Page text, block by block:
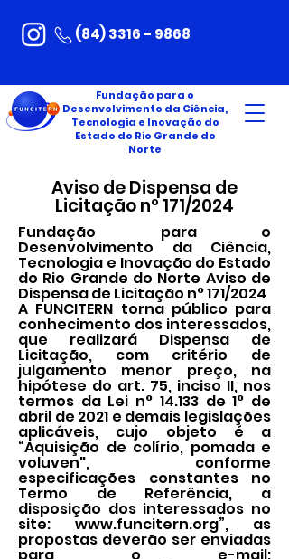
(84) 3316 - 9868
Fundação para o
Desenvolvimento da Ciência,
Tecnologia e Inovação do
Estado do Rio Grande do
Norte
Aviso de Dispensa de
Licitação nº 171/2024
Fundação para o
Desenvolvimento da Ciência,
Tecnologia e Inovação do Estado
do Rio Grande do Norte Aviso de
Dispensa de Licitação n° 171/2024
A FUNCITERN torna público para
conhecimento dos interessados,
que realizará Dispensa de
Licitação, com critério de
julgamento menor preço, na
hipótese do art. 75, inciso II, nos
termos da Lei n° 14.133 de 1° de
abril de 2021 e demais legislações
aplicáveis, cujo objeto é a
“Aquisição de colírio, pomada e
voluven", conforme
especificações constantes no
Termo de Referência, a
disposição dos interessados no
site:www.funcitern.org”, as
propostas deverão ser enviadas